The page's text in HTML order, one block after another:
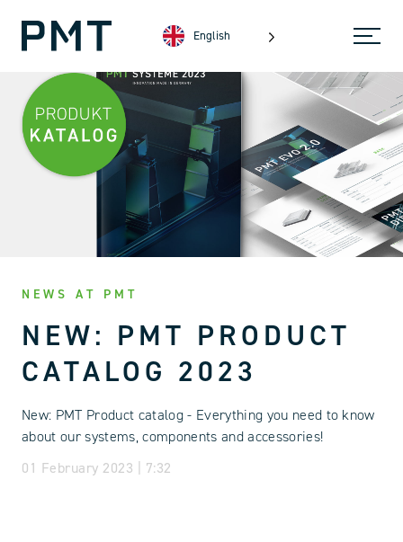
English
NEWS AT PMT
NEW: PMT PRODUCT
CATALOG 2023
New: PMT Product catalog - Everything you need to know
about our systems, components and accessories!
01 February 2023 | 7:32